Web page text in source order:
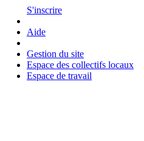
S'inscrire
Aide
Gestion du site
Espace des collectifs locaux
Espace de travail